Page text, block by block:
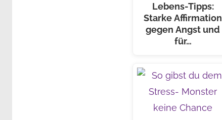
Lebens-Tipps:
Starke Affirmation
gegen Angst und
für…